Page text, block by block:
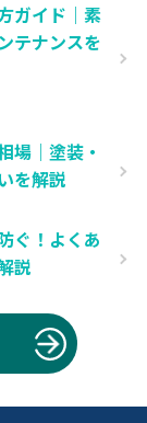
ガイド｜素
テナンスを
場｜塗装・
を解説
ぐ！よくあ
説